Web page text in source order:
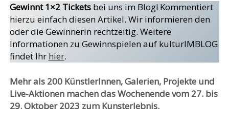
Gewinnt 1×2 Ticketsbei uns im Blog! Kommentiert
hierzu einfach diesen Artikel. Wir informieren den
oder die Gewinnerin rechtzeitig. Weitere
Informationen zu Gewinnspielen auf kulturIMBLOG
findet Ihr hier.
Mehr als 200 KünstlerInnen, Galerien, Projekte und
Live-Aktionen machen das Wochenende vom 27. bis
29. Oktober 2023 zum Kunsterlebnis.